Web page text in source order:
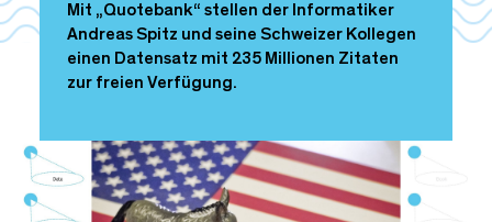
l
t
Mit „Quotebank“ stellen der Informatiker
Andreas Spitz und seine Schweizer Kollegen
einen Datensatz mit 235 Millionen Zitaten
zur freien Verfügung.